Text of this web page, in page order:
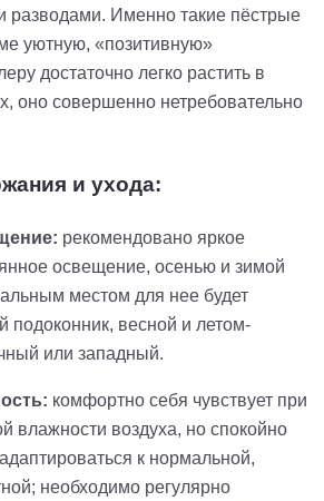
разводами. Именно такие пёстрые
уютную, «позитивную»
достаточно легко растить в
оно совершенно нетребовательно
и ухода:
рекомендовано яркое
освещение, осенью и зимой
местом для нее будет
подоконник, весной и летом-
или западный.
комфортно себя чувствует при
влажности воздуха, но спокойно
к нормальной,
необходимо регулярно